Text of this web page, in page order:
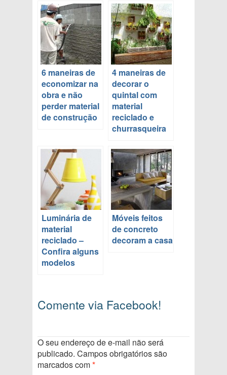
6 maneiras de
economizar na
obra e não
perder material
de construção
4 maneiras de
decorar o
quintal com
material
reciclado e
churrasqueira
Luminária de
material
reciclado –
Confira alguns
modelos
Móveis feitos
de concreto
decoram a casa
Comente via Facebook!
O seu endereço de e-mail não será
publicado. Campos obrigatórios são
marcados com*